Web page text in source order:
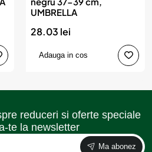
UMBRELLA
28.03 lei
Adauga in cos
reduceri si oferte speciale
te la newsletter
Ma abonez